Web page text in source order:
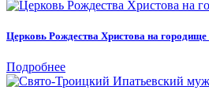
Церковь Рождества Христова на
Подробнее